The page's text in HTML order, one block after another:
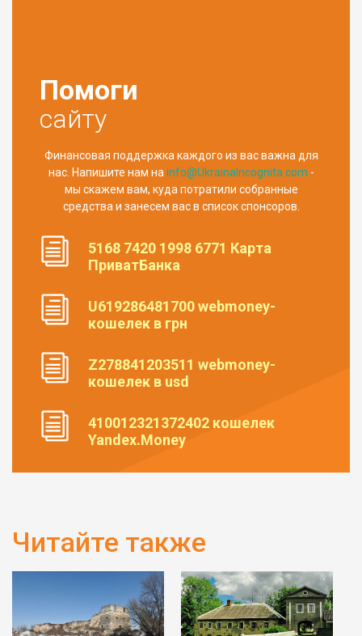
Помоги
сайту
Финансовая поддержка каждого из вас важна для
нас. Напишите нам на info@UkrainaIncognita.com -
мы скажем вам, куда потратили собранные
средства и занесем вас в список спонсоров.
5168 7420 1998 6771 Карта
ПриватБанка
U619286481700 webmoney-
кошелек в грн
Z278841203511 webmoney-
кошелек в usd
410012321372402 кошелек
Yandex.Money
Читайте также